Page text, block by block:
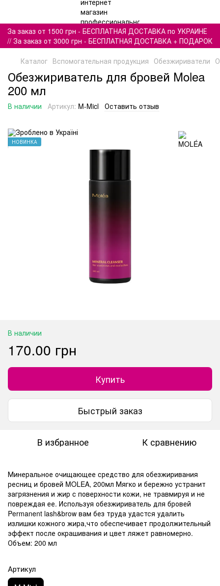
За заказ от 1500 грн - БЕСПЛАТНАЯ ДОСТАВКА по УКРАИНЕ
// За заказ от 3000 грн - БЕСПЛАТНАЯ ДОСТАВКА + ПОДАРОК
Каталог Вспомогательная продукция Обезжириватели
Обезжириватель для бровей Molea
200 мл
В наличии Артикул: M-Micl Оставить отзыв
НОВИНКА
В наличии
170.00 грн
Купить
Быстрый заказ
В избранное К сравнению
Минеральное очищающее средство для обезжиривания
ресниц и бровей MOLEA, 200мл Мягко и бережно устранит
загрязнения и жир с поверхности кожи, не травмируя и не
повреждая ее. Используя обезжириватель для бровей
Permanent lash&brow вам без труда удастся удалить
излишки кожного жира,что обеспечивает продолжительный
эффект после окрашивания и цвет ляжет равномерно.
Объем: 200 мл
Артикул